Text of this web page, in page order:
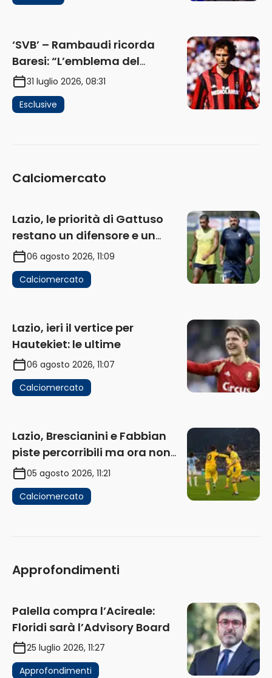
‘SVB’ – Rambaudi ricorda
Baresi: “L’emblema del
difensore moderno completo.
Lui è il Milan” (AUDIO)
31 luglio 2026, 08:31
Esclusive
Calciomercato
Lazio, le priorità di Gattuso
restano un difensore e un
centravanti: proposto Esposito
06 agosto 2026, 11:09
Calciomercato
Lazio, ieri il vertice per
Hautekiet: le ultime
06 agosto 2026, 11:07
Calciomercato
Lazio, Brescianini e Fabbian
piste percorribili ma ora non
sono la priorità
05 agosto 2026, 11:21
Calciomercato
Approfondimenti
Palella compra l’Acireale:
Floridi sarà l’Advisory Board
25 luglio 2026, 11:27
Approfondimenti